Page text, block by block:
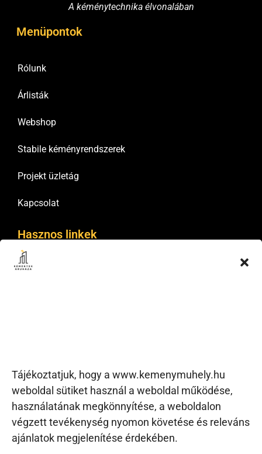
Tájékoztatjuk, hogy a www.kemenymuhely.hu
weboldal sütiket használ a weboldal működése,
használatának megkönnyítése, a weboldalon
végzett tevékenység nyomon követése és releváns
ajánlatok megjelenítése érdekében.
A kéménytechnika élvonalában
Menüpontok
Rólunk
Árlisták
Webshop
Stabile kéményrendszerek
Projekt üzletág
Kapcsolat
Hasznos linkek
Általános Szerződési Feltételek
Kapcsolat
1047 Bp., Tinódi utca 28-30.
H-P: 7:00 – 16:00